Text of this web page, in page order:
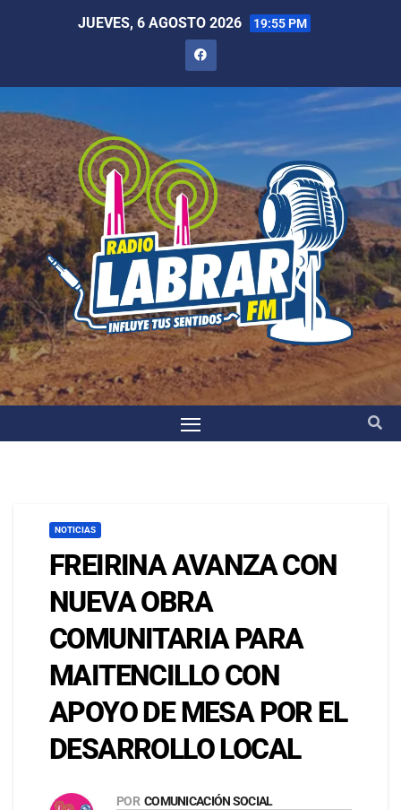
JUEVES, 6 AGOSTO 2026 19:55 PM
NOTICIAS
FREIRINA AVANZA CON
NUEVA OBRA
COMUNITARIA PARA
MAITENCILLO CON
APOYO DE MESA POR EL
DESARROLLO LOCAL
POR COMUNICACIÓN SOCIAL